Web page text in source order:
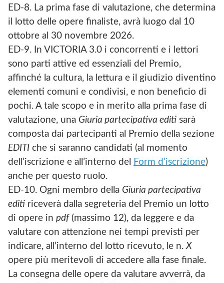
ED-8. La prima fase di valutazione, che determina
il lotto delle opere finaliste, avrà luogo dal 10
ottobre al 30 novembre 2026.
ED-9. In VICTORIA 3.0 i concorrenti e i lettori
sono parti attive ed essenziali del Premio,
affinché la cultura, la lettura e il giudizio diventino
elementi comuni e condivisi, e non beneficio di
pochi. A tale scopo e in merito alla prima fase di
valutazione, una Giuria partecipativa editi sarà
composta dai partecipanti al Premio della sezione
EDITI che si saranno candidati (al momento
dell’iscrizione e all’interno del
Form d’iscrizione)
anche per questo ruolo.
ED-10. Ogni membro della Giuria partecipativa
editi riceverà dalla segreteria del Premio un lotto
di opere in pdf(massimo 12), da leggere e da
valutare con attenzione nei tempi previsti per
indicare, all’interno del lotto ricevuto, le n.X
opere più meritevoli di accedere alla fase finale.
La consegna delle opere da valutare avverrà, da